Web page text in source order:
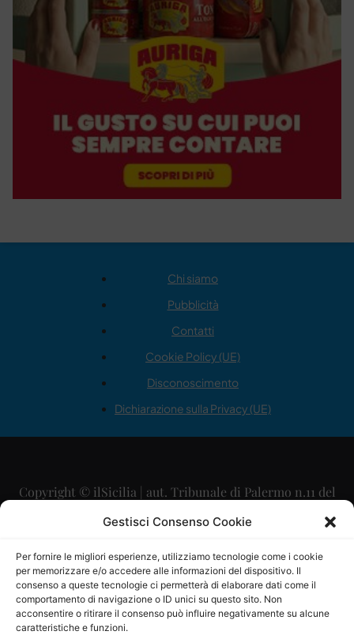
Gestisci Consenso Cookie
Per fornire le migliori esperienze, utilizziamo tecnologie come i cookie
per memorizzare e/o accedere alle informazioni del dispositivo. Il
consenso a queste tecnologie ci permetterà di elaborare dati come il
comportamento di navigazione o ID unici su questo sito. Non
acconsentire o ritirare il consenso può influire negativamente su alcune
caratteristiche e funzioni.
Chi siamo
Pubblicità
Contatti
Cookie Policy (UE)
Disconoscimento
Dichiarazione sulla Privacy (UE)
Copyright © ilSicilia | aut. Tribunale di Palermo n.11 del
29/09/2015
Direttore Editoriale: Maurizio Scaglione
Direttore Responsabile: Maria Calabrese